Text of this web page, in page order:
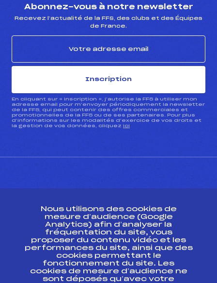
Abonnez-vous à notre newsletter
Recevez l’actualité de la FFS, des clubs et des Équipes
de France.
Inscription
En cliquant sur « inscription », j’autorise la FFS à utiliser mon
adresse email pour m’envoyer périodiquement la newsletter
de la FFS, qui peut contenir des offres commerciales et
promotionnelles de la FFS ou de ses partenaires. Pour plus
d’informations sur les modalités d’exercice de vos droits et
la gestion de vos données, cliquez ici
ESPACE PRESSE
Ressources
Pass’Neige
Projet sportif fédéral
Projet de performance fédéral
Nous utilisons des cookies de
mesure d’audience (Google
Analytics) afin d’analyser la
fréquentation du site, vous
proposer du contenu vidéo et les
performances du site, ainsi que des
cookies permettant le
fonctionnement du site. Les
cookies de mesure d’audience ne
sont déposés qu’avec votre